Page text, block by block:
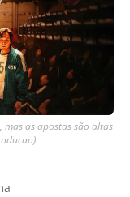
as apostas são altas